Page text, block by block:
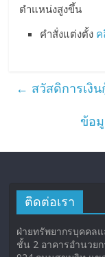
ตำแหน่งสูงขึ้น
คำสั่งแต่งตั้ง ค
← สวัสดิการเงิ
ข้อ
ติดต่อเรา
ฝ่ายทรัพยากรบุคคล
ชั้น 2 อาคารอำนวยก